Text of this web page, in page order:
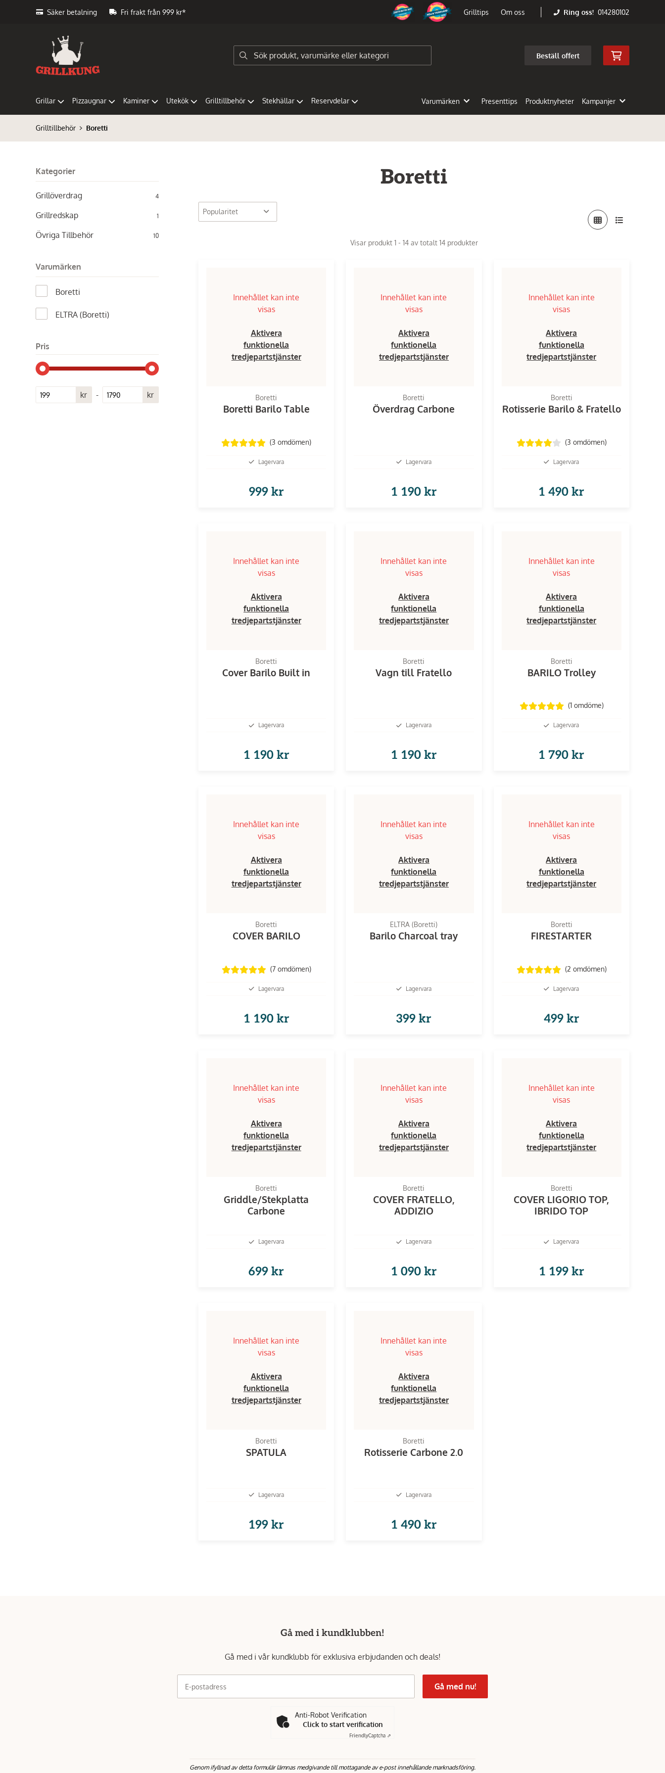
Säker betalning Fri frakt från 999 kr* Grilltips Om oss Ring oss! 014280102
Beställ offert
Grillar Pizzaugnar Kaminer Utekök Grilltillbehör Stekhällar Reservdelar Varumärken Presenttips Produktnyheter Kampanjer
Grilltillbehör Boretti
Kategorier
Grillöverdrag 4
Grillredskap 1
Övriga Tillbehör 10
Varumärken
Boretti
ELTRA (Boretti)
Pris
kr - kr
Boretti
Visar produkt 1 - 14 av totalt 14 produkter
Innehållet kan inte
visas
Aktivera
funktionella
tredjepartstjänster
Boretti
Boretti Barilo Table
(3omdömen)
Lagervara
999 kr
Innehållet kan inte
visas
Aktivera
funktionella
tredjepartstjänster
Boretti
Överdrag Carbone
Lagervara
1 190 kr
Innehållet kan inte
visas
Aktivera
funktionella
tredjepartstjänster
Boretti
Rotisserie Barilo & Fratello
(3 omdömen)
Lagervara
1 490 kr
Innehållet kan inte
visas
Aktivera
funktionella
tredjepartstjänster
Boretti
Cover Barilo Built in
Lagervara
1 190 kr
Innehållet kan inte
visas
Aktivera
funktionella
tredjepartstjänster
Boretti
Vagn till Fratello
Lagervara
1 190 kr
Innehållet kan inte
visas
Aktivera
funktionella
tredjepartstjänster
Boretti
BARILO Trolley
(1 omdöme)
Lagervara
1 790 kr
Innehållet kan inte
visas
Aktivera
funktionella
tredjepartstjänster
Boretti
COVER BARILO
(7 omdömen)
Lagervara
1 190 kr
Innehållet kan inte
visas
Aktivera
funktionella
tredjepartstjänster
ELTRA (Boretti)
Barilo Charcoal tray
Lagervara
399 kr
Innehållet kan inte
visas
Aktivera
funktionella
tredjepartstjänster
Boretti
FIRESTARTER
(2 omdömen)
Lagervara
499 kr
Innehållet kan inte
visas
Aktivera
funktionella
tredjepartstjänster
Boretti
Griddle/Stekplatta
Carbone
Lagervara
699 kr
Innehållet kan inte
visas
Aktivera
funktionella
tredjepartstjänster
Boretti
COVER FRATELLO,
ADDIZIO
Lagervara
1 090 kr
Innehållet kan inte
visas
Aktivera
funktionella
tredjepartstjänster
Boretti
COVER LIGORIO TOP,
IBRIDO TOP
Lagervara
1 199 kr
Innehållet kan inte
visas
Aktivera
funktionella
tredjepartstjänster
Boretti
SPATULA
Lagervara
199 kr
Innehållet kan inte
visas
Aktivera
funktionella
tredjepartstjänster
Boretti
Rotisserie Carbone 2.0
Lagervara
1 490 kr
Gå med i kundklubben!
Gå med i vår kundklubb för exklusiva erbjudanden och deals!
E-postadress Gå med nu!
Anti-Robot Verification
Click to start verification
FriendlyCaptcha ⇗
Genom ifyllnad av detta formulär lämnas medgivande till mottagande av e-post innehållande marknadsföring.